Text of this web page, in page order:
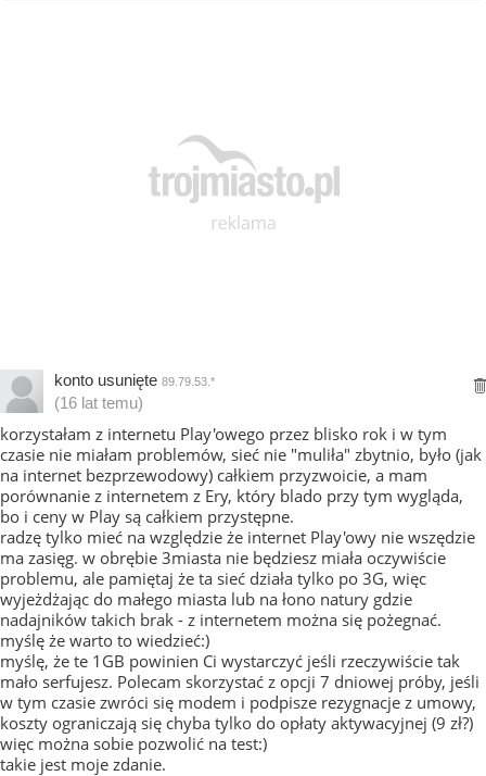
konto usunięte 89.79.53.*
(16 lat temu)
korzystałam z internetu Play'owego przez blisko rok i w tym
czasie nie miałam problemów, sieć nie "muliła" zbytnio, było (jak
na internet bezprzewodowy) całkiem przyzwoicie, a mam
porównanie z internetem z Ery, który blado przy tym wygląda,
bo i ceny w Play są całkiem przystępne.
radzę tylko mieć na względzie że internet Play'owy nie wszędzie
ma zasięg. w obrębie 3miasta nie będziesz miała oczywiście
problemu, ale pamiętaj że ta sieć działa tylko po 3G, więc
wyjeżdżając do małego miasta lub na łono natury gdzie
nadajników takich brak - z internetem można się pożegnać.
myślę że warto to wiedzieć:)
myślę, że te 1GB powinien Ci wystarczyć jeśli rzeczywiście tak
mało serfujesz. Polecam skorzystać z opcji 7 dniowej próby, jeśli
w tym czasie zwróci się modem i podpisze rezygnacje z umowy,
koszty ograniczają się chyba tylko do opłaty aktywacyjnej (9 zł?)
więc można sobie pozwolić na test:)
takie jest moje zdanie.